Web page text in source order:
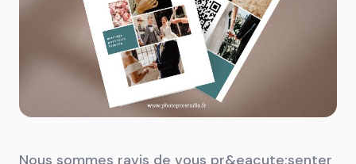
Nous sommes ravis de vous pr&eacute;senter